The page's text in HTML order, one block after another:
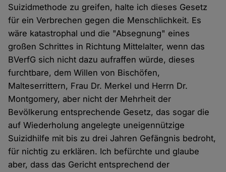
Suizidmethode zu greifen, halte ich dieses Gesetz
für ein Verbrechen gegen die Menschlichkeit. Es
wäre katastrophal und die "Absegnung" eines
großen Schrittes in Richtung Mittelalter, wenn das
BVerfG sich nicht dazu aufraffen würde, dieses
furchtbare, dem Willen von Bischöfen,
Malteserrittern, Frau Dr. Merkel und Herrn Dr.
Montgomery, aber nicht der Mehrheit der
Bevölkerung entsprechende Gesetz, das sogar die
auf Wiederholung angelegte uneigennützige
Suizidhilfe mit bis zu drei Jahren Gefängnis bedroht,
für nichtig zu erklären. Ich befürchte und glaube
aber, dass das Gericht entsprechend der